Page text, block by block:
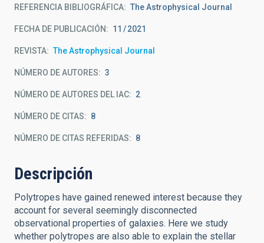
REFERENCIA BIBLIOGRÁFICA The Astrophysical Journal
FECHA DE PUBLICACIÓN: 11 2021
REVISTA The Astrophysical Journal
NÚMERO DE AUTORES 3
NÚMERO DE AUTORES DEL IAC 2
NÚMERO DE CITAS 8
NÚMERO DE CITAS REFERIDAS 8
Descripción
Polytropes have gained renewed interest because they
account for several seemingly disconnected
observational properties of galaxies. Here we study
whether polytropes are also able to explain the stellar